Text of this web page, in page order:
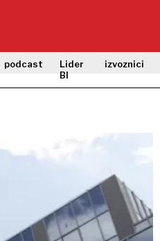
podcast
Lider
BI
izvoznici